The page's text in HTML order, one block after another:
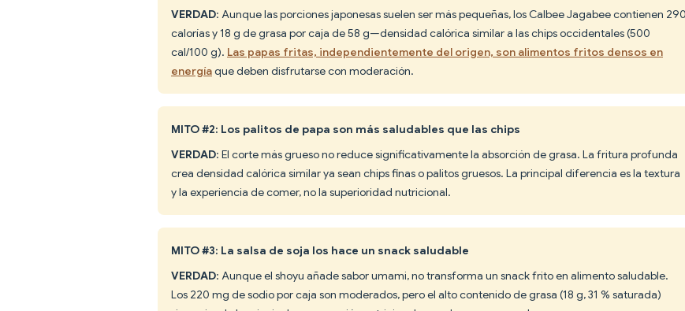
VERDAD: Aunque las porciones japonesas suelen ser más pequeñas, los Calbee Jagabee contienen 290
calorías y 18 g de grasa por caja de 58 g—densidad calórica similar a las chips occidentales (500
cal/100 g). Las papas fritas, independientemente del origen, son alimentos fritos densos en
energíaque deben disfrutarse con moderación.
MITO #2: Los palitos de papa son más saludables que las chips
VERDAD: El corte más grueso no reduce significativamente la absorción de grasa. La fritura profunda
crea densidad calórica similar ya sean chips finas o palitos gruesos. La principal diferencia es la textura
y la experiencia de comer, no la superioridad nutricional.
MITO #3: La salsa de soja los hace un snack saludable
VERDAD: Aunque el shoyu añade sabor umami, no transforma un snack frito en alimento saludable.
Los 220 mg de sodio por caja son moderados, pero el alto contenido de grasa (18 g, 31 % saturada)